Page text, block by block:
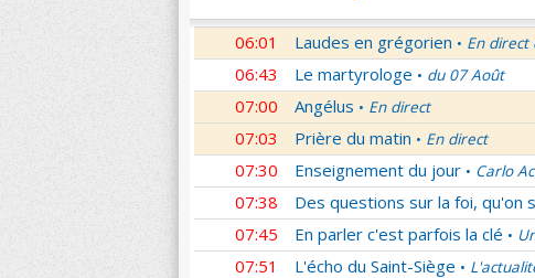
La
06:01 Laudes en grégorien • En direct
06:43 Le martyrologe • du 07 Août
07:00 Angélus • En direct
07:03 Prière du matin • En direct
07:30 Enseignement du jour • Carlo
07:38 Des questions sur la foi, qu'on
07:45 En parler c'est parfois la clé •
07:51 L'écho du Saint-Siège •